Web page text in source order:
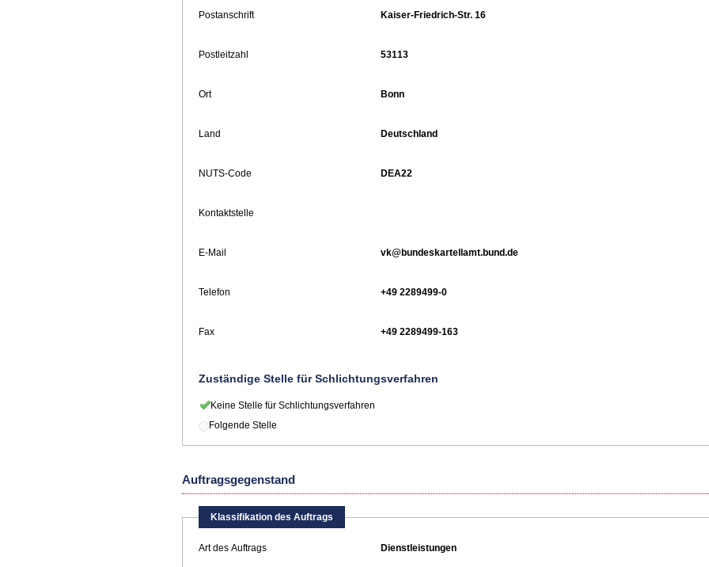
Postanschrift Kaiser-Friedrich-Str. 16
Postleitzahl 53113
Ort Bonn
Land Deutschland
NUTS-Code DEA22
Kontaktstelle
E-Mail vk@bundeskartellamt.bund.de
Telefon +49 2289499-0
Fax +49 2289499-163
Zuständige Stelle für Schlichtungsverfahren
Keine Stelle für Schlichtungsverfahren
Folgende Stelle
Auftragsgegenstand
Klassifikation des Auftrags
Art des Auftrags Dienstleistungen